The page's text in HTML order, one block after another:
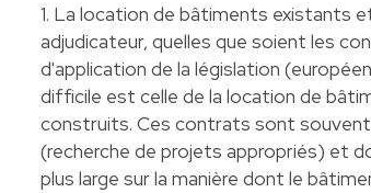
1. La location de bâtiments existants
adjudicateur, quelles que soient les
d'application de la législation
difficile est celle de la location de
construits. Ces contrats sont
(recherche de projets appropriés) et
plus large sur la manière dont le